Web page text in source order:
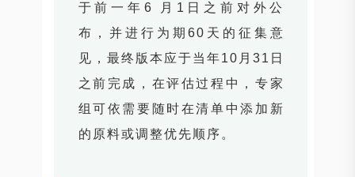
于前一年6 月1日之前对外公
布，并进行为期60天的征集意
见，最终版本应于当年10月31日
之前完成，在评估过程中，专家
组可依需要随时在清单中添加新
的原料或调整优先顺序。